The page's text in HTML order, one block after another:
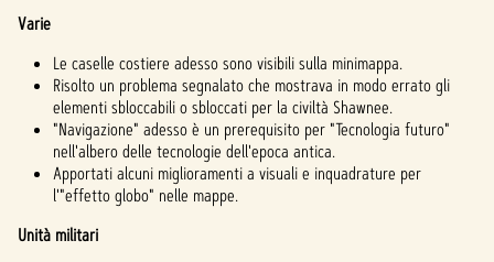
Varie
Le caselle costiere adesso sono visibili sulla minimappa.
Risolto un problema segnalato che mostrava in modo errato gli
elementi sbloccabili o sbloccati per la civiltà Shawnee.
"Navigazione" adesso è un prerequisito per "Tecnologia futuro"
nell'albero delle tecnologie dell'epoca antica.
Apportati alcuni miglioramenti a visuali e inquadrature per
l'"effetto globo" nelle mappe.
Unità militari